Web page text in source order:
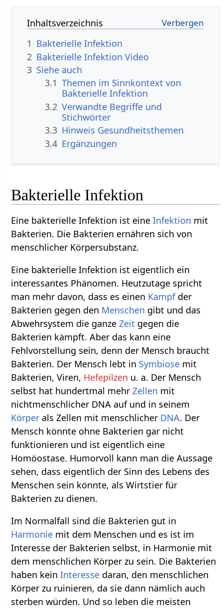
Inhaltsverzeichnis
1 Bakterielle Infektion
2 Bakterielle Infektion Video
3 Siehe auch
3.1 Themen im Sinnkontext von
Bakterielle Infektion
3.2 Verwandte Begriffe und
Stichwörter
3.3 Hinweis Gesundheitsthemen
3.4 Ergänzungen
Bakterielle Infektion
Eine bakterielle Infektion ist eineInfektion mit
Bakterien. Die Bakterien ernähren sich von
menschlicher Körpersubstanz.
Eine bakterielle Infektion ist eigentlich ein
interessantes Phänomen. Heutzutage spricht
man mehr davon, dass es einen Kampfder
Bakterien gegen den Menschen gibt und das
Abwehrsystem die ganzeZeit gegen die
Bakterien kämpft. Aber das kann eine
Fehlvorstellung sein, denn der Mensch braucht
Bakterien. Der Mensch lebt in Symbiose mit
Bakterien, Viren, Hefepilzen u. a. Der Mensch
selbst hat hundertmal mehrZellen mit
nichtmenschlicher DNA auf und in seinem
Körper als Zellen mit menschlicher DNA. Der
Mensch könnte ohne Bakterien gar nicht
funktionieren und ist eigentlich eine
Homöostase. Humorvoll kann man die Aussage
sehen, dass eigentlich der Sinn des Lebens des
Menschen sein könnte, als Wirtstier für
Bakterien zu dienen.
Im Normalfall sind die Bakterien gut in
Harmonie mit dem Menschen und es ist im
Interesse der Bakterien selbst, in Harmonie mit
dem menschlichen Körper zu sein. Die Bakterien
haben keinInteresse daran, den menschlichen
Körper zu ruinieren, da sie dann nämlich auch
sterben würden. Und so leben die meisten